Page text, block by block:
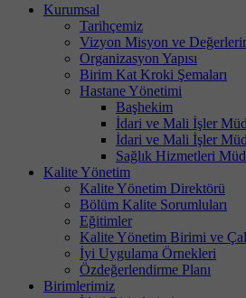
Kurumsal
Tarihçemiz
Vizyon Misyon ve
Organizasyon Yapısı
Birim Kat Kroki Şemaları
Hastane Yönetimi
Başhekim
İdari ve Mali İşler
İdari ve Mali İşler
Sağlık Hizmetleri
Kalite Yönetim
Kalite Yönetim Direktörü
Bölüm Kalite Sorumluları
Eğitimler
Kalite Yönetim Birimi ve
İyi Uygulama Örnekleri
Özdeğerlendirme Planı
Birimlerimiz